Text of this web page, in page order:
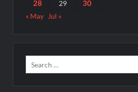
28 29 30
« May Jul »